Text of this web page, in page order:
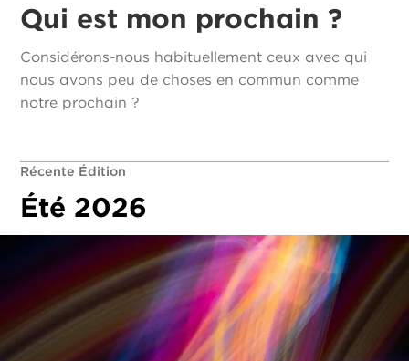
Qui est mon prochain ?
Considérons-nous habituellement ceux avec qui
nous avons peu de choses en commun comme
notre prochain ?
Récente Édition
Été 2026